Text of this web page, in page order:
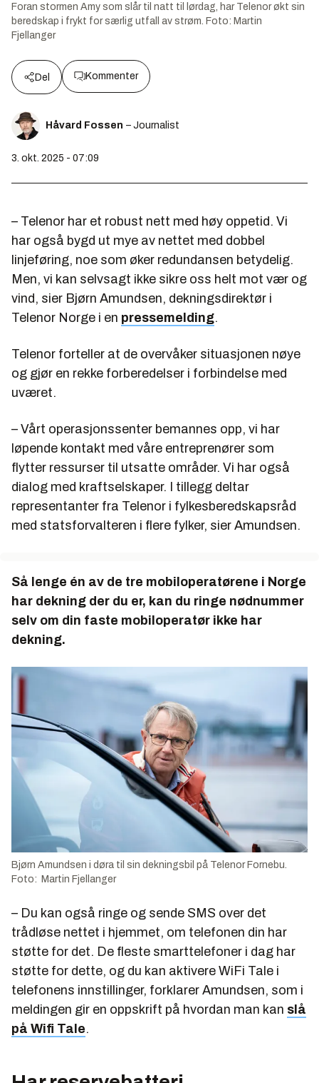
Foran stormen Amy som slår til natt til lørdag, har Telenor økt sin
beredskap i frykt for særlig utfall av strøm. Foto: Martin
Fjellanger
Del Kommenter
Håvard Fossen – Journalist
3. okt. 2025 - 07:09
– Telenor har et robust nett med høy oppetid. Vi
har også bygd ut mye av nettet med dobbel
linjeføring, noe som øker redundansen betydelig.
Men, vi kan selvsagt ikke sikre oss helt mot vær og
vind, sier Bjørn Amundsen, dekningsdirektør i
Telenor Norge i en pressemelding.
Telenor forteller at de overvåker situasjonen nøye
og gjør en rekke forberedelser i forbindelse med
uværet.
– Vårt operasjonssenter bemannes opp, vi har
løpende kontakt med våre entreprenører som
flytter ressurser til utsatte områder. Vi har også
dialog med kraftselskaper. I tillegg deltar
representanter fra Telenor i fylkesberedskapsråd
med statsforvalteren i flere fylker, sier Amundsen.
Så lenge én av de tre mobiloperatørene i Norge
har dekning der du er, kan du ringe nødnummer
selv om din faste mobiloperatør ikke har
dekning.
Bjørn Amundsen i døra til sin dekningsbil på Telenor Fornebu.
Foto: Martin Fjellanger
– Du kan også ringe og sende SMS over det
trådløse nettet i hjemmet, om telefonen din har
støtte for det. De fleste smarttelefoner i dag har
støtte for dette, og du kan aktivere WiFi Tale i
telefonens innstillinger, forklarer Amundsen, som i
meldingen gir en oppskrift på hvordan man kan slå
på Wifi Tale.